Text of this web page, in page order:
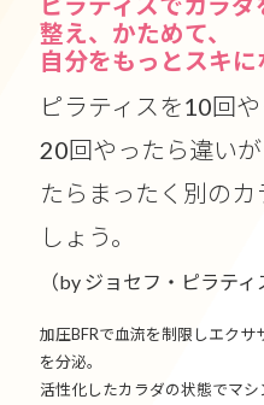
整え、かためて、
自分をもっとスキに
ピラティスを10回
20回やったら違い
たらまったく別の
しょう。
（by ジョセフ・ピラティ
加圧BFRで血流を制限しエク
を分泌。
活性化したカラダの状態でマシ